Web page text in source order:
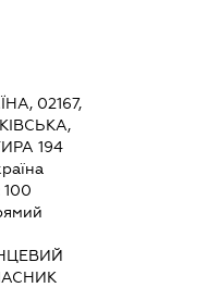
02167,
194
100